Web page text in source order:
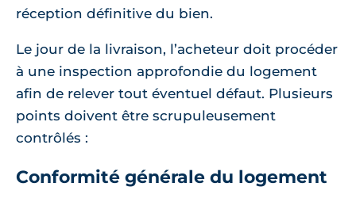
réception définitive du bien.
Le jour de la livraison, l’acheteur doit procéder
à une inspection approfondie du logement
afin de relever tout éventuel défaut. Plusieurs
points doivent être scrupuleusement
contrôlés :
Conformité générale du logement